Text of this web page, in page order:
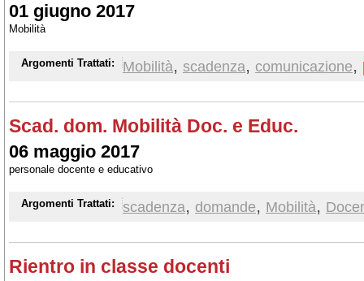
01 giugno 2017
Mobilità
Argomenti Trattati: Mobilità, scadenza, comunicazione,
Scad. dom. Mobilità Doc. e Educ.
06 maggio 2017
personale docente e educativo
Argomenti Trattati: scadenza, domande, Mobilità,
Rientro in classe docenti